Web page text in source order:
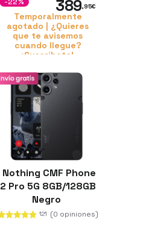
389,95€
-22%
Temporalmente
agotado | ¿Quieres
que te avisemos
cuando llegue?
¡Suscríbete!
Nothing CMF Phone
2 Pro 5G 8GB/128GB
Negro
121 (0 opiniones)